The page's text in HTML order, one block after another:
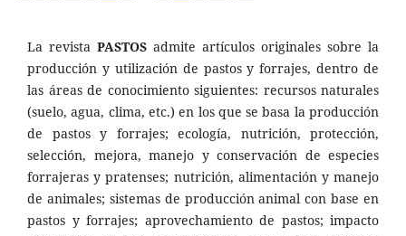
La revista PASTOS admite artículos originales sobre la
producción y utilización de pastos y forrajes, dentro de
las áreas de conocimiento siguientes: recursos naturales
(suelo, agua, clima, etc.) en los que se basa la producción
de pastos y forrajes; ecología, nutrición, protección,
selección, mejora, manejo y conservación de especies
forrajeras y pratenses; nutrición, alimentación y manejo
de animales; sistemas de producción animal con base en
pastos y forrajes; aprovechamiento de pastos; impacto